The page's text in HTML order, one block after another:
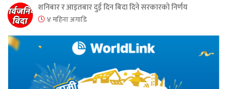
शनिबार र आइतबार दुई दिन बिदा दिने सरकारको निर्णय
४ महिना अगाडि